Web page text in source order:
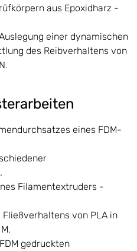
aus Epoxidharz -
einer dynamischen
des Reibverhaltens von
eines FDM-
Filamentextruders -
von PLA in
gedruckten